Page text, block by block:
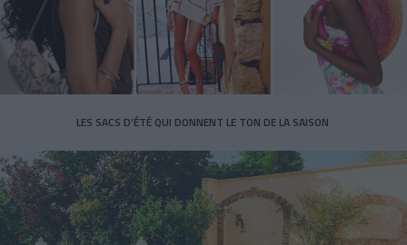
LES SACS D’ÉTÉ QUI DONNENT LE TON DE LA SAISON